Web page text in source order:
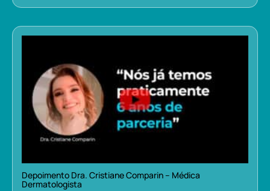
Depoimento Dra. Cristiane Comparin – Médica
Dermatologista